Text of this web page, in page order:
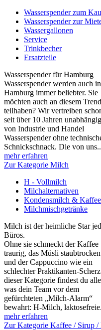
Wasserspender zum
Wasserspender zur
Wassergallonen
Service
Trinkbecher
Ersatzteile
Wasserspender für Hamburg
Wasserspender werden auch in
Hamburg immer beliebter. Sie
möchten auch an diesem Trend
teilhaben? Wir vertreiben
seit über 10 Jahren unabhängig
von Industrie und Handel
Wasserspender ohne
Schnickschnack. Die von
mehr erfahren
Zur Kategorie Milch
H - Vollmilch
Milchalternativen
Kondensmilch &
Milchmischgetränke
Milch ist der heimliche Star
Büros.
Ohne sie schmeckt der Kaffee
traurig, das Müsli staubtrocken
und der Cappuccino wie ein
schlechter
dieser Kategorie findest du
was dein Team vor dem
gefürchteten „Milch‑Alarm“
bewahrt: H‑Milch,
mehr erfahren
Zur Kategorie Kaffee / Sirup /